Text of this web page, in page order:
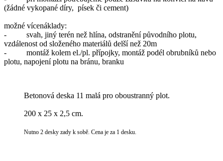
(žádné vykopané díry, písek či cement)
možné vícenáklady:
- svah, jiný terén než hlína, odstranění původního plotu,
vzdálenost od složeného materiálů delší než 20m
- montáž kolem el./pl. přípojky, montáž podél obrubníků nebo
plotu, napojení plotu na bránu, branku
Betonová deska 11 malá pro oboustranný plot.
200 x 25 x 2,5 cm.
Nutno 2 desky zady k sobě. Cena je za 1 desku.